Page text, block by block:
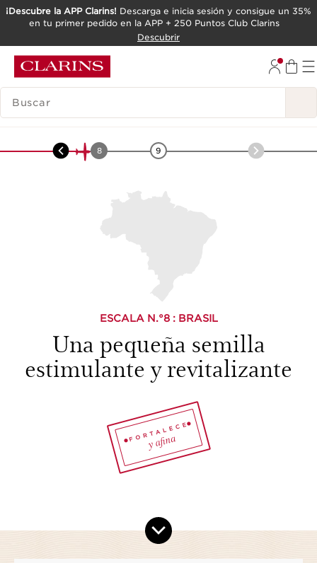
IR AL CONTENIDO
¡Descubre la APP Clarins! Descarga e inicia sesión y consigue un 35%
en tu primer pedido en la APP + 250 Puntos Club Clarins
Descubrir
LEYENDA
América-Guaraná
7 8 9
ESCALA N.°8: BRASIL
Una pequeña semilla
estimulante y revitalizante